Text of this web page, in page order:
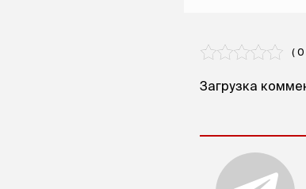
( 0
Загрузка